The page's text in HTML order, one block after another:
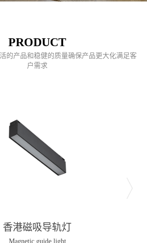
PRODUCT
的产品和稳健的质量确保产品更大化满足客
户需求
香港磁吸导轨灯
Magnetic guide light